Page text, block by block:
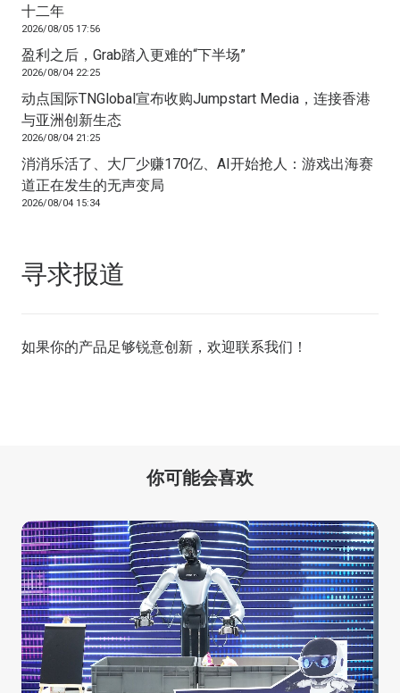
十二年
2026/08/05 17:56
盈利之后，Grab踏入更难的“下半场”
2026/08/04 22:25
动点国际TNGlobal宣布收购Jumpstart Media，连接香港
与亚洲创新生态
2026/08/04 21:25
消消乐活了、大厂少赚170亿、AI开始抢人：游戏出海赛
道正在发生的无声变局
2026/08/04 15:34
寻求报道
如果你的产品足够锐意创新，欢迎联系我们 ！
你可能会喜欢